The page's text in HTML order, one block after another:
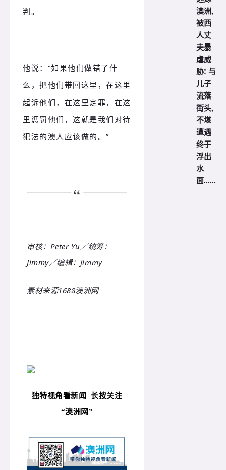
判。
他说：“如果他们做错了什
么，把他们带回这里，在这里
起诉他们，在这里定罪，在这
里惩罚他们，这就是我们对待
犯法的澳人应该做的。”
审核：Peter Yu／统筹：
Jimmy／编辑：Jimmy
素材来源1688澳洲网
独特视角看新闻长按关注
“澳洲网”
澳洲,
被西
人丈
夫暴
虐威
胁! 与
儿子
流落
街头,
不堪
遭遇
终于
浮出
水
面......